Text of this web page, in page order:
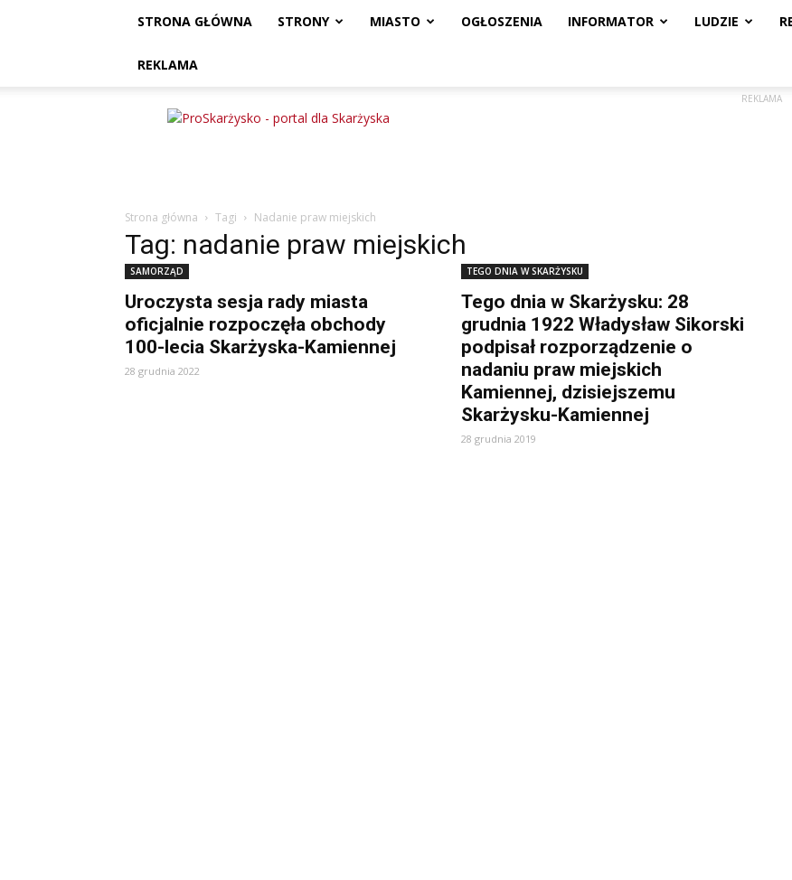
STRONA GŁÓWNA STRONY MIASTO OGŁOSZENIA INFORMATOR LUDZIE
REKLAMA
ProSkarżysko
REKLAMA
Strona główna Tagi Nadanie praw miejskich
Tag: nadanie praw miejskich
SAMORZĄD
Uroczysta sesja rady miasta
oficjalnie rozpoczęła obchody
100-lecia Skarżyska-Kamiennej
28 grudnia 2022
TEGO DNIA W SKARŻYSKU
Tego dnia w Skarżysku: 28
grudnia 1922 Władysław Sikorski
podpisał rozporządzenie o
nadaniu praw miejskich
Kamiennej, dzisiejszemu
Skarżysku-Kamiennej
28 grudnia 2019